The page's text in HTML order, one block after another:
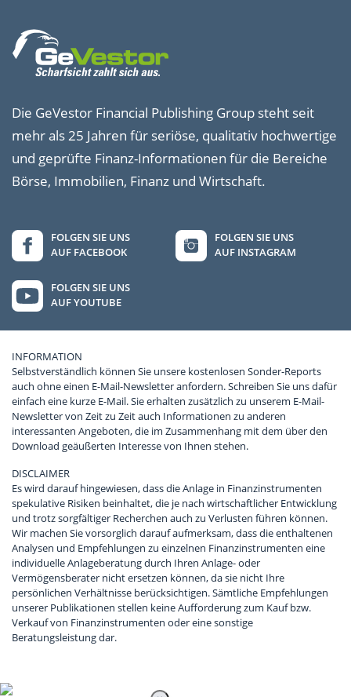
Die GeVestor Financial Publishing Group steht seit
mehr als 25 Jahren für seriöse, qualitativ hochwertige
und geprüfte Finanz-Informationen für die Bereiche
Börse, Immobilien, Finanz und Wirtschaft.
FOLGEN SIE UNS
AUF FACEBOOK
FOLGEN SIE UNS
AUF INSTAGRAM
FOLGEN SIE UNS
AUF YOUTUBE
INFORMATION
Selbstverständlich können Sie unsere kostenlosen Sonder-Reports
auch ohne einen E-Mail-Newsletter anfordern. Schreiben Sie uns dafür
einfach eine kurze E-Mail. Sie erhalten zusätzlich zu unserem E-Mail-
Newsletter von Zeit zu Zeit auch Informationen zu anderen
interessanten Angeboten, die im Zusammenhang mit dem über den
Download geäußerten Interesse von Ihnen stehen.
DISCLAIMER
Es wird darauf hingewiesen, dass die Anlage in Finanzinstrumenten
spekulative Risiken beinhaltet, die je nach wirtschaftlicher Entwicklung
und trotz sorgfältiger Recherchen auch zu Verlusten führen können.
Wir machen Sie vorsorglich darauf aufmerksam, dass die enthaltenen
Analysen und Empfehlungen zu einzelnen Finanzinstrumenten eine
individuelle Anlageberatung durch Ihren Anlage- oder
Vermögensberater nicht ersetzen können, da sie nicht Ihre
persönlichen Verhältnisse berücksichtigen. Sämtliche Empfehlungen
unserer Publikationen stellen keine Aufforderung zum Kauf bzw.
Verkauf von Finanzinstrumenten oder eine sonstige
Beratungsleistung dar.